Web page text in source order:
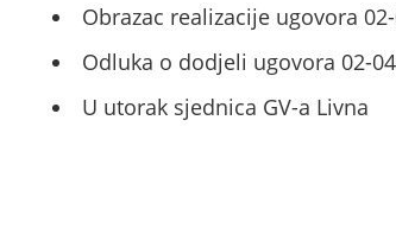
Obrazac realizacije ugovora
Odluka o dodjeli ugovora 02-
U utorak sjednica GV-a Livna